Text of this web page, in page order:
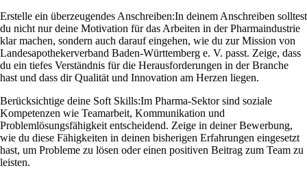
Erstelle ein überzeugendes Anschreiben:In deinem Anschreiben solltest
du nicht nur deine Motivation für das Arbeiten in der Pharmaindustrie
klar machen, sondern auch darauf eingehen, wie du zur Mission von
Landesapothekerverband Baden-Württemberg e. V. passt. Zeige, dass
du ein tiefes Verständnis für die Herausforderungen in der Branche
hast und dass dir Qualität und Innovation am Herzen liegen.
Berücksichtige deine Soft Skills:Im Pharma-Sektor sind soziale
Kompetenzen wie Teamarbeit, Kommunikation und
Problemlösungsfähigkeit entscheidend. Zeige in deiner Bewerbung,
wie du diese Fähigkeiten in deinen bisherigen Erfahrungen eingesetzt
hast, um Probleme zu lösen oder einen positiven Beitrag zum Team zu
leisten.